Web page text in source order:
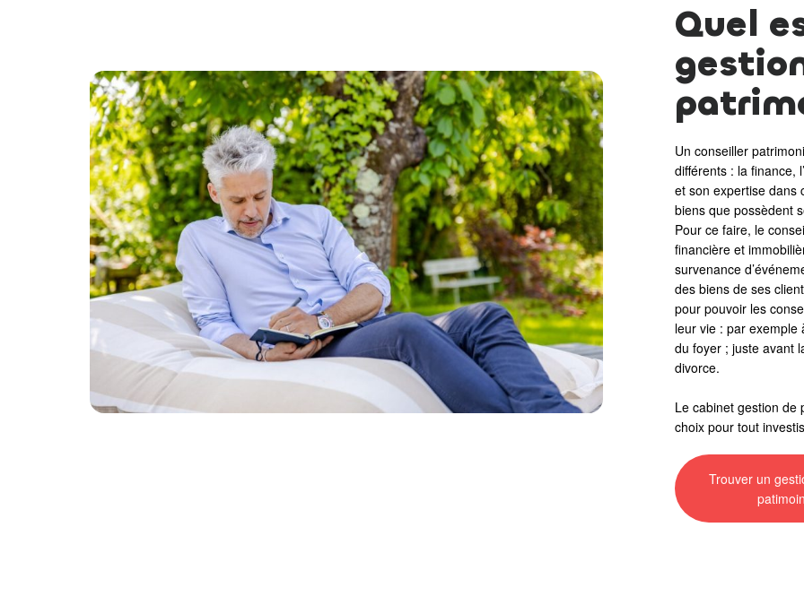
Quel
Un conseiller
différents : la finance,
et son expertise dans
biens que possèdent
Pour ce faire, le
financière et
survenance
des biens de ses
pour pouvoir les
leur vie : par exemple
du foyer ; juste avant
divorce.
Le cabinet gestion de
choix pour tout
Trouver un